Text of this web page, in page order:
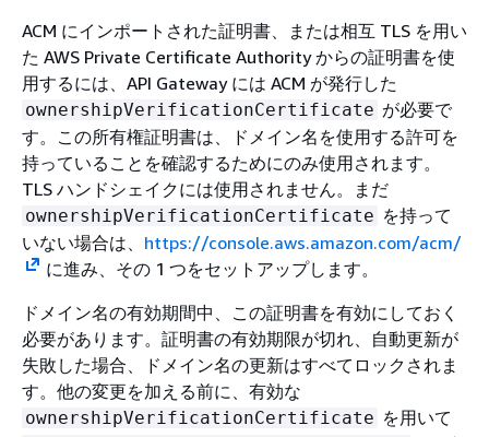
ACM にインポートされた証明書、または相互 TLS を用い
た AWS Private Certificate Authority からの証明書を使
用するには、API Gateway には ACM が発行した
ownershipVerificationCertificate が必要で
す。この所有権証明書は、ドメイン名を使用する許可を
持っていることを確認するためにのみ使用されます。
TLS ハンドシェイクには使用されません。まだ
ownershipVerificationCertificate を持って
いない場合は、 https://console.aws.amazon.com/acm/
に進み、その 1 つをセットアップします。
ドメイン名の有効期間中、この証明書を有効にしておく
必要があります。証明書の有効期限が切れ、自動更新が
失敗した場合、ドメイン名の更新はすべてロックされま
す。他の変更を加える前に、有効な
ownershipVerificationCertificate を用いて